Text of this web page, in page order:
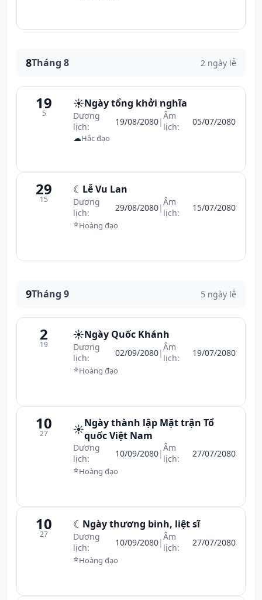
8Tháng 8 2 ngày lễ
19
5
☀️Ngày tổng khởi nghĩa
Dương
lịch:
19/08/2080|Âm
lịch:
05/07/2080
☁Hắc đạo
29
15
☾ Lễ Vu Lan
Dương
lịch:
29/08/2080|Âm
lịch:
15/07/2080
⭐Hoàng đạo
9Tháng 9 5 ngày lễ
2
19
☀️Ngày Quốc Khánh
Dương
lịch:
02/09/2080|Âm
lịch:
19/07/2080
⭐Hoàng đạo
10
27 ☀️Ngày thành lập Mặt trận Tổ
quốc Việt Nam
Dương
lịch:
10/09/2080|Âm
lịch:
27/07/2080
⭐Hoàng đạo
10
27
☾ Ngày thương binh, liệt sĩ
Dương
lịch:
10/09/2080|Âm
lịch:
27/07/2080
⭐Hoàng đạo